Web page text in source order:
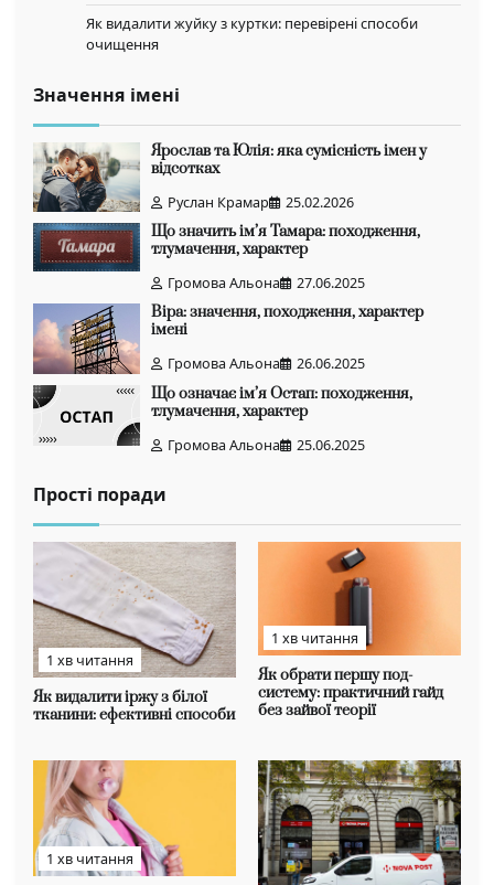
Як видалити жуйку з куртки: перевірені способи
очищення
Значення імені
Ярослав та Юлія: яка сумісність імен у
відсотках
Руслан Крамар
25.02.2026
Що значить ім’я Тамара: походження,
тлумачення, характер
Громова Альона
27.06.2025
Віра: значення, походження, характер
імені
Громова Альона
26.06.2025
Що означає ім’я Остап: походження,
тлумачення, характер
Громова Альона
25.06.2025
Прості поради
1 хв читання
Як видалити іржу з білої
тканини: ефективні способи
1 хв читання
Як обрати першу под-
систему: практичний гайд
без зайвої теорії
1 хв читання